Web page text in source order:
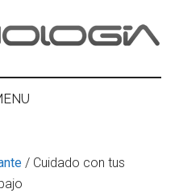
/ Cuidado con tus